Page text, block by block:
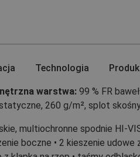
Technologia
warstwa: 99 % FR
260 g/m², splot
multiochronne spodnie HI-
boczne • 2 kieszenie udowe